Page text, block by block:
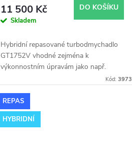
11 500 Kč
Skladem
DO KOŠÍKU
Hybridní repasované turbodmychadlo
GT1752V vhodné zejména k
výkonnostním úpravám jako např.
chiptuning. Pro vůz Seat Altea 2.0TDi
Kód: 3973
REPAS
HYBRIDNÍ